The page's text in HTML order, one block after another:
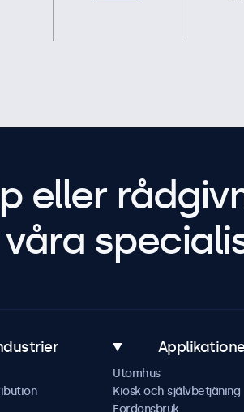
eller
Utomhus
Kiosk och självbetjäning